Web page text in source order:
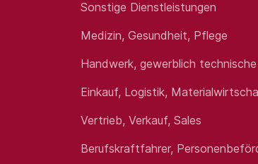
du mit
Estrichbereich, Bauleitung oder
Verständnis und die Bereitschaft, dich
erwartet
Sonstige Dienstleistungen
Medizin, Gesundheit, Pflege
Handwerk, gewerblich
Einkauf, Logistik,
Vertrieb, Verkauf, Sales
Berufskraftfahrer,